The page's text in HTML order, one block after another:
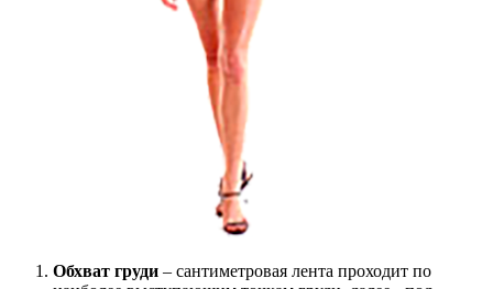
Обхват груди – сантиметровая лента проходит по